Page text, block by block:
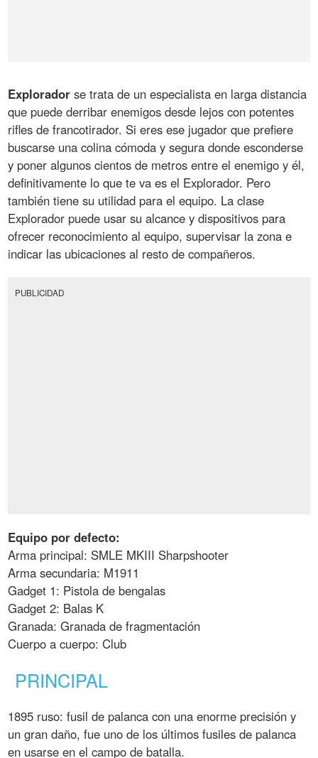
Explorador se trata de un especialista en larga distancia
que puede derribar enemigos desde lejos con potentes
rifles de francotirador. Si eres ese jugador que prefiere
buscarse una colina cómoda y segura donde esconderse
y poner algunos cientos de metros entre el enemigo y él,
definitivamente lo que te va es el Explorador. Pero
también tiene su utilidad para el equipo. La clase
Explorador puede usar su alcance y dispositivos para
ofrecer reconocimiento al equipo, supervisar la zona e
indicar las ubicaciones al resto de compañeros.
PUBLICIDAD
Equipo por defecto:
Arma principal: SMLE MKIII Sharpshooter
Arma secundaria: M1911
Gadget 1: Pistola de bengalas
Gadget 2: Balas K
Granada: Granada de fragmentación
Cuerpo a cuerpo: Club
PRINCIPAL
1895 ruso: fusil de palanca con una enorme precisión y
un gran daño, fue uno de los últimos fusiles de palanca
en usarse en el campo de batalla.